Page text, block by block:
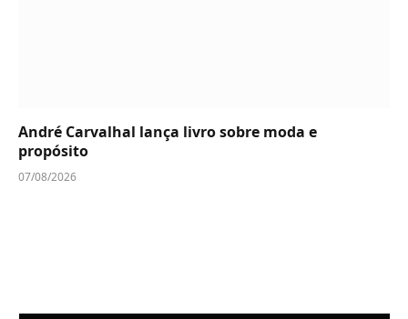
André Carvalhal lança livro sobre moda e
propósito
07/08/2026